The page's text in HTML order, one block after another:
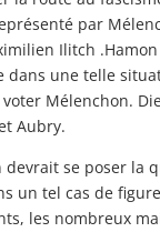
par
Ilitch
dans une telle
Mélenchon.
Aubry.
devrait se poser la
un tel cas de
les nombreux